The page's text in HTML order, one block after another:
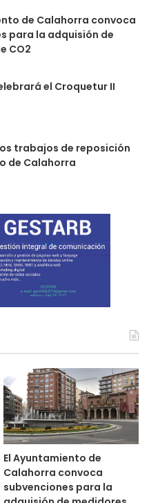
de Calahorra convoca
para la adquisión de
CO2
el Croquetur II
trabajos de reposición
de Calahorra
El Ayuntamiento de
Calahorra convoca
subvenciones para la